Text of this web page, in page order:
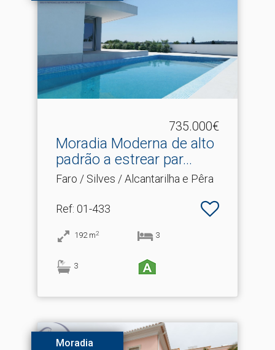
735.000€
Moradia Moderna de alto
padrão a estrear par.​..
Faro / Silves / Alcantarilha e Pêra
Ref: 01-433
192 m2 3
3
Moradia